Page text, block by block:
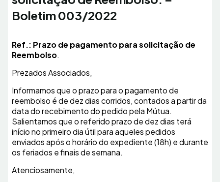
Boletim 003/2022
Ref.: Prazo de pagamento para solicitação de
Reembolso.
Prezados Associados,
Informamos que o prazo para o pagamento de
reembolso é de dez dias corridos, contados a partir da
data do recebimento do pedido pela Mútua.
Salientamos que o referido prazo de dez dias terá
início no primeiro dia útil para aqueles pedidos
enviados após o horário do expediente (18h) e durante
os feriados e finais de semana.
Atenciosamente,